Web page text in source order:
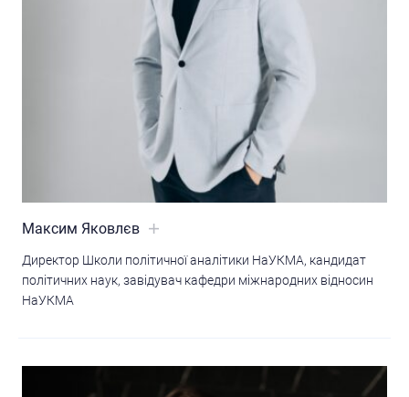
Максим Яковлєв
Директор Школи політичної аналітики НаУКМА, кандидат
політичних наук, завідувач кафедри міжнародних відносин
НаУКМА